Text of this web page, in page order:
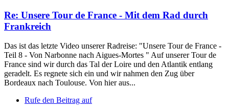
Re: Unsere Tour de France - Mit dem Rad durch
Frankreich
Das ist das letzte Video unserer Radreise: "Unsere Tour de France -
Teil 8 - Von Narbonne nach Aigues-Mortes " Auf unserer Tour de
France sind wir durch das Tal der Loire und den Atlantik entlang
geradelt. Es regnete sich ein und wir nahmen den Zug über
Bordeaux nach Toulouse. Von hier aus...
Rufe den Beitrag auf